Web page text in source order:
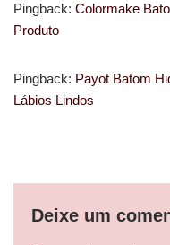
Pingback: Colormake
Produto
Pingback: Payot Batom
Lábios Lindos
Deixe um